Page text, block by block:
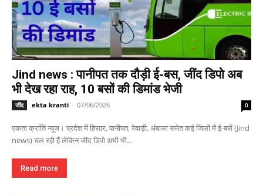
Jind news : पानीपत तक दौड़ी ई-बस, जींद डिपो अब
भी देख रहा राह, 10 बसों की डिमांड भेजी
जींद ekta kranti - 07/06/2026 0
एकता क्रांति न्यूज। प्रदेश में हिसार, पानीपत, रेवाड़ी, अंबाला समेत कई जिलों में ई-बसें (Jind
news) चल रही हैं लेकिन जींद डिपो अभी भी...
Read more